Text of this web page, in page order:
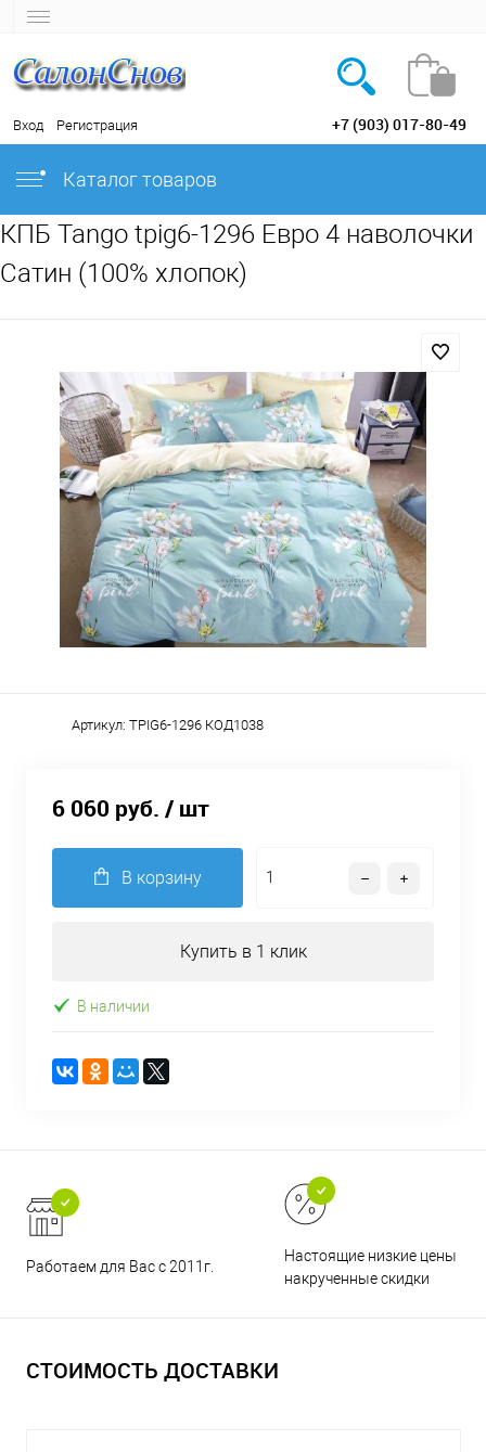
Вход Регистрация +7 (903) 017-80-49
Каталог товаров
КПБ Tango tpig6-1296 Евро 4 наволочки
Сатин (100% хлопок)
Артикул: TPIG6-1296 КОД1038
6 060 руб. / шт
В корзину
Купить в 1 клик
В наличии
Работаем для Вас с 2011г.
Настоящие низкие цены и
накрученные скидки
СТОИМОСТЬ ДОСТАВКИ